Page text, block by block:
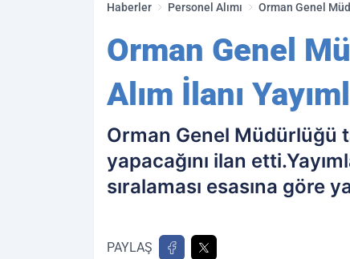
Haberler Personel Alımı Orman Genel
Orman Genel
Alım İlanı
Orman Genel Müdürlüğü
yapacağını ilan
sıralaması esasına göre
PAYLAŞ